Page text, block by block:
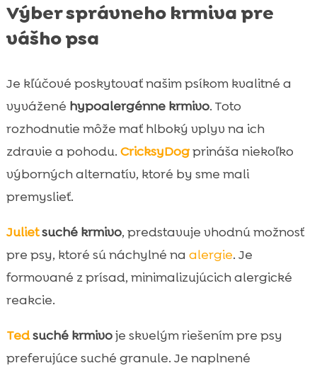
Výber správneho krmiva pre
vášho psa
Je kľúčové poskytovať našim psíkom kvalitné a
vyvážené hypoalergénne krmivo. Toto
rozhodnutie môže mať hlboký vplyv na ich
zdravie a pohodu. CricksyDogprináša niekoľko
výborných alternatív, ktoré by sme mali
premyslieť.
Julietsuché krmivo, predstavuje vhodnú možnosť
pre psy, ktoré sú náchylné na alergie. Je
formované z prísad, minimalizujúcich alergické
reakcie.
Tedsuché krmivoje skvelým riešením pre psy
preferujúce suché granule. Je naplnené